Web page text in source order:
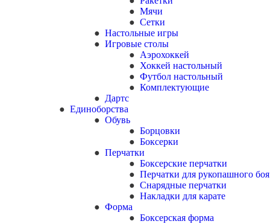
Мячи
Сетки
Настольные игры
Игровые столы
Аэрохоккей
Хоккей настольный
Футбол настольный
Комплектующие
Дартс
Единоборства
Обувь
Борцовки
Боксерки
Перчатки
Боксерские перчатки
Перчатки для рукопашного боя
Снарядные перчатки
Накладки для карате
Форма
Боксерская форма